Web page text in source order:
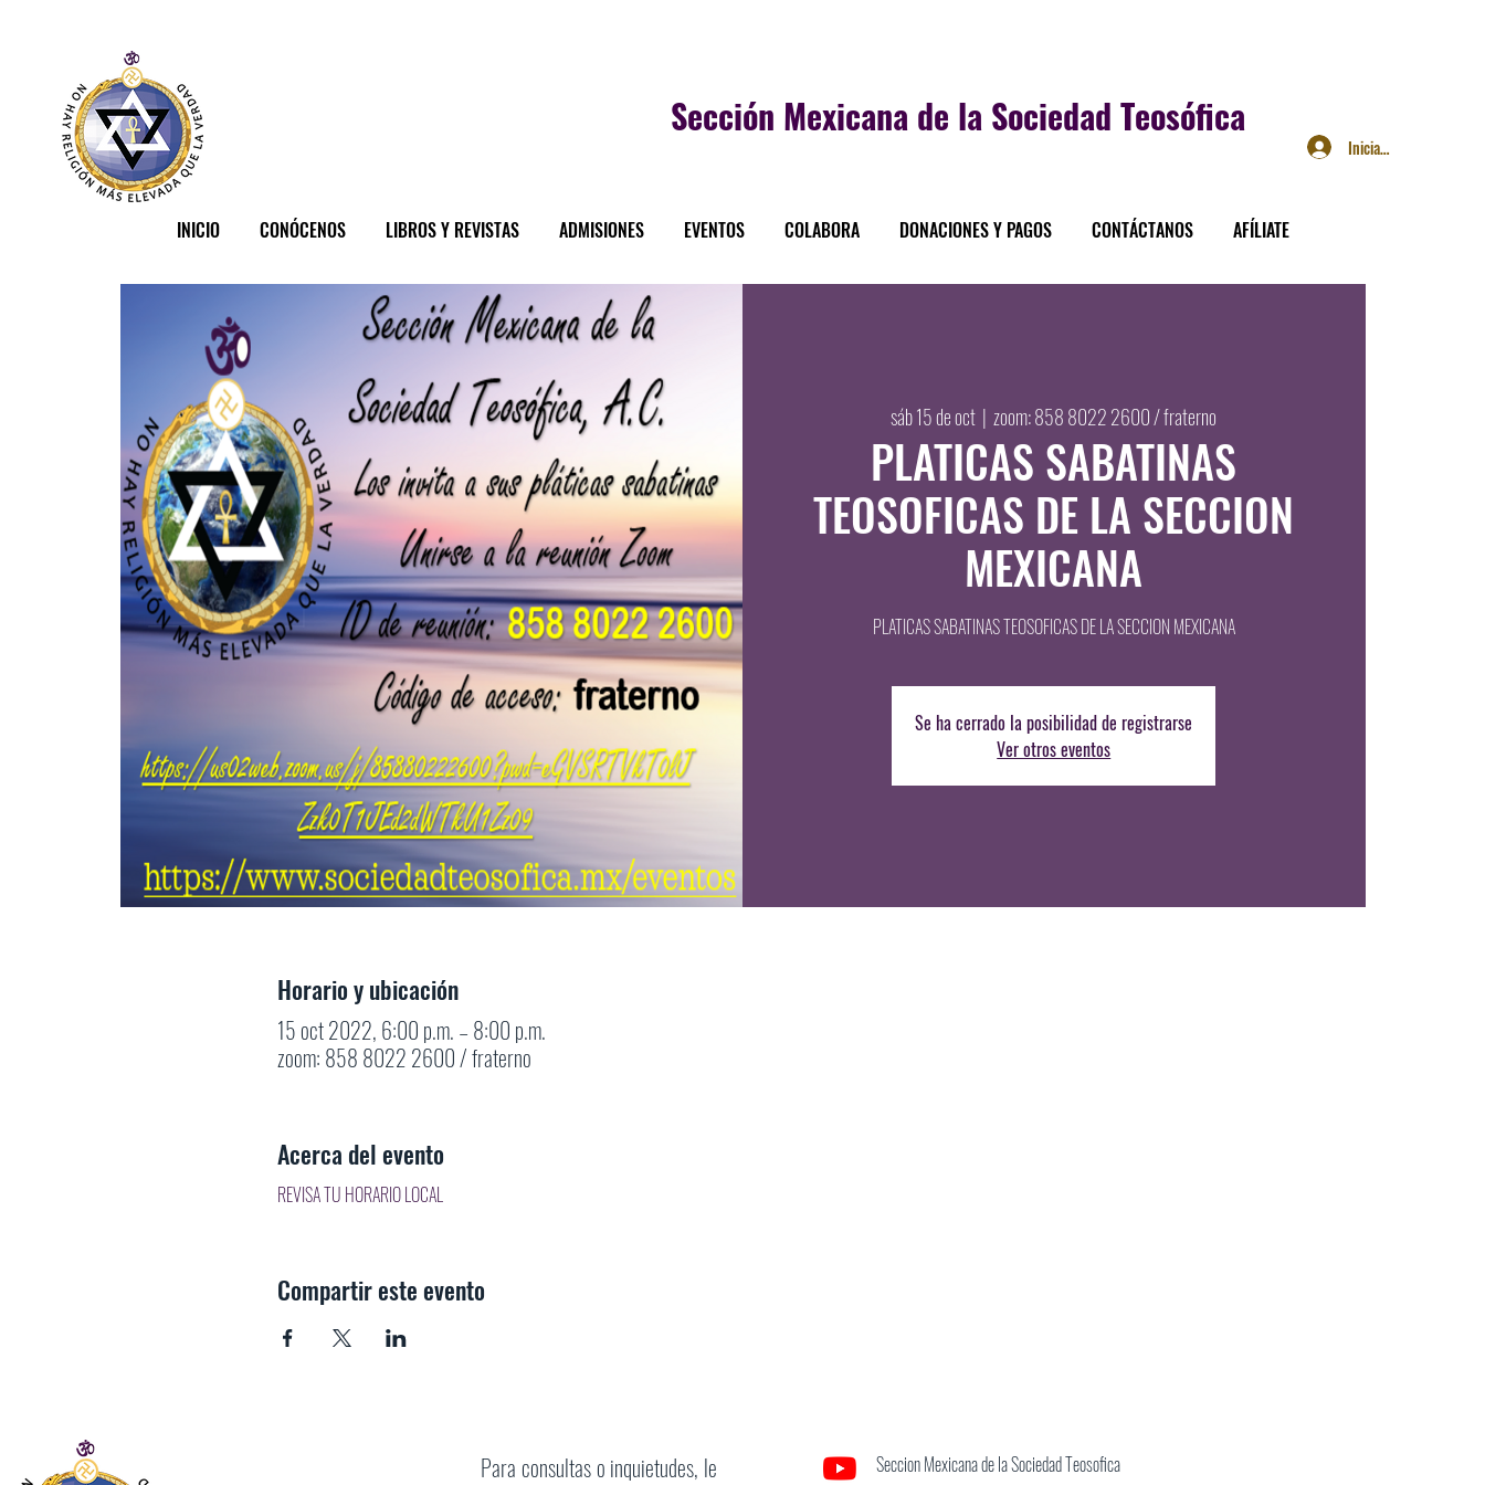
Sección Mexicana de la Sociedad Teosófica
INICIO CONÓCENOS LIBROS Y REVISTAS ADMISIONES EVENTOS COLABORA DONACIONES Y PAGOS CONTÁCTANOS AFÍLIATE
Iniciar sesión
sáb 15 de oct
  |
zoom: 858 8022 2600 / fraterno
PLATICAS SABATINAS
TEOSOFICAS DE LA SECCION
MEXICANA
PLATICAS SABATINAS TEOSOFICAS DE LA SECCION MEXICANA
Se ha cerrado la posibilidad de registrarse
Ver otros eventos
Horario y ubicación
15 oct 2022, 6:00 p.m. – 8:00 p.m.
zoom: 858 8022 2600 / fraterno
Acerca del evento
REVISA TU HORARIO LOCAL
Compartir este evento
Para consultas o inquietudes, le
Seccion Mexicana de la Sociedad Teosofica